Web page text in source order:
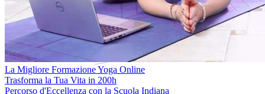
La Migliore Formazione Yoga Online
Trasforma la Tua Vita in 200h
Percorso d'Eccellenza con la Scuola Indiana